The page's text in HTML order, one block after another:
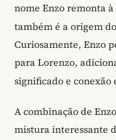
nome Enzo remonta à
também é a origem
Curiosamente, Enzo
para Lorenzo,
significado e conexão
A combinação de
mistura interessante